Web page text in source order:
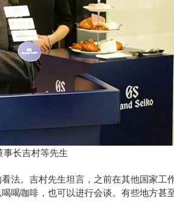
事长吉村等先生
。吉村先生坦言，之前在其他国家工
喝咖啡，也可以进行会谈。有些地方甚